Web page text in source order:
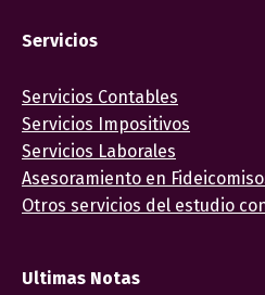
Servicios
Servicios Contables
Servicios Impositivos
Servicios Laborales
Asesoramiento en
Otros servicios del estudio
Ultimas Notas